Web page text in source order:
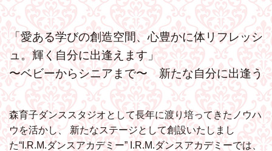
「愛ある学びの創造空間、心豊かに体リフレッシ
ュ。輝く自分に出逢えます」
〜ベビーからシニアまで〜 新たな自分に出逢う
森育子ダンススタジオとして長年に渡り培ってきたノウハ
ウを活かし、 新たなステージとして創設いたしまし
た“I.R.M.ダンスアカデミー”I.R.M.ダンスアカデミーでは、